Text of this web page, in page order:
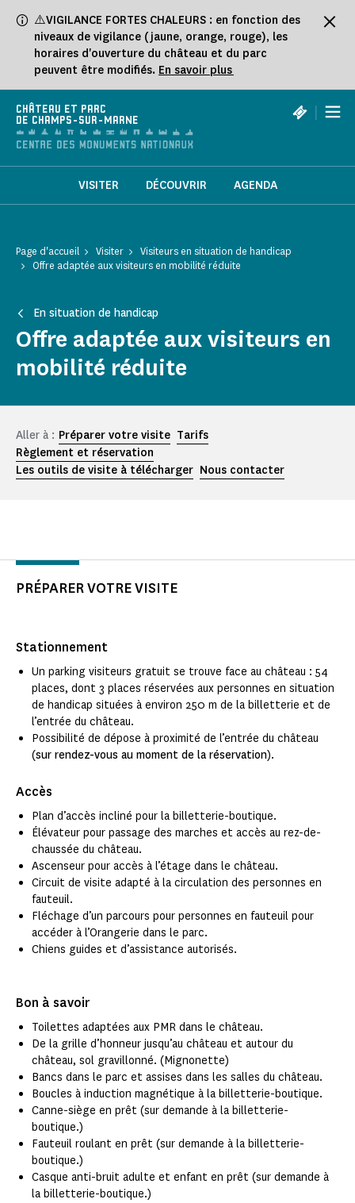
⚠️VIGILANCE FORTES CHALEURS : en fonction des
niveaux de vigilance (jaune, orange, rouge), les
horaires d'ouverture du château et du parc
peuvent être modifiés. En savoir plus
CHÂTEAU ET PARC
DE CHAMPS-SUR-MARNE
|
VISITER DÉCOUVRIR AGENDA
Page d'accueil Visiter
Visiteurs en situation de handicap
Offre adaptée aux visiteurs en mobilité réduite
En situation de handicap
Offre adaptée aux visiteurs en
mobilité réduite
Aller à : Préparer votre visite Tarifs
Règlement et réservation
Les outils de visite à télécharger Nous contacter
PRÉPARER VOTRE VISITE
Stationnement
Un parking visiteurs gratuit se trouve face au château : 54
places, dont 3 places réservées aux personnes en situation
de handicap situées à environ 250 m de la billetterie et de
l’entrée du château.
Possibilité de dépose à proximité de l’entrée du château
(sur rendez-vous au moment de la réservation).
Accès
Plan d’accès incliné pour la billetterie-boutique.
Élévateur pour passage des marches et accès au rez-de-
chaussée du château.
Ascenseur pour accès à l’étage dans le château.
Circuit de visite adapté à la circulation des personnes en
fauteuil.
Fléchage d’un parcours pour personnes en fauteuil pour
accéder à l’Orangerie dans le parc.
Chiens guides et d’assistance autorisés.
Bon à savoir
Toilettes adaptées aux PMR dans le château.
De la grille d’honneur jusqu’au château et autour du
château, sol gravillonné. (Mignonette)
Bancs dans le parc et assises dans les salles du château.
Boucles à induction magnétique à la billetterie-boutique.
Canne-siège en prêt (sur demande à la billetterie-
boutique.)
Fauteuil roulant en prêt (sur demande à la billetterie-
boutique.)
Casque anti-bruit adulte et enfant en prêt (sur demande à
la billetterie-boutique.)